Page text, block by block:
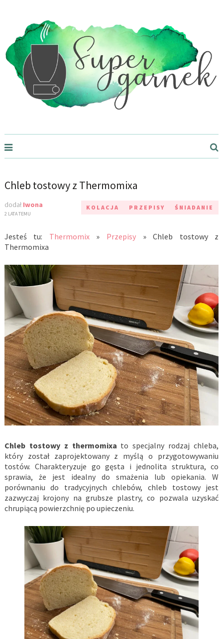
Supergarnek.pl
Chleb tostowy z Thermomixa
dodał Iwona
2 LATA TEMU
KOLACJA PRZEPISY ŚNIADANIE
Jesteś tu: Thermomix» Przepisy »Chleb tostowy z
Thermomixa
Chleb tostowy z thermomixa to specjalny rodzaj chleba,
który został zaprojektowany z myślą o przygotowywaniu
tostów. Charakteryzuje go gęsta i jednolita struktura, co
sprawia, że jest idealny do smażenia lub opiekania. W
porównaniu do tradycyjnych chlebów, chleb tostowy jest
zazwyczaj krojony na grubsze plastry, co pozwala uzyskać
chrupiącą powierzchnię po upieczeniu.